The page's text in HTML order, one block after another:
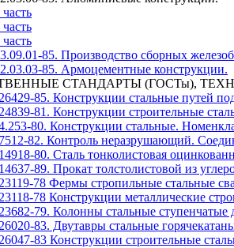
часть
часть
часть
85. Производство сборных
85. Армоцементные конструкции.
СТАНДАРТЫ (ГОСТы),
85. Конструкции стальные путей
81. Конструкции строительные
80. Конструкции стальные.
82. Контроль неразрушающий.
80. Сталь тонколистовая
89. Прокат толстолистовой из
78 Фермы стропильные стальные
78 Конструкции металлические
79. Колонны стальные ступенчатые
83. Двутавры стальные
83 Конструкции строительные